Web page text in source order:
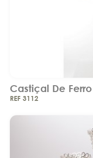
Castiçal De
REF 3112